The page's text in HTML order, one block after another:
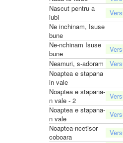
Nascut pentru a
iubi
Ne inchinam, Isuse
bune
Ne-nchinam Isuse
bune
Neamuri, s-adoram
Noaptea e stapana
in vale
Noaptea e stapana-
n vale - 2
Noaptea e stapana-
n vale
Noaptea-ncetisor
coboara